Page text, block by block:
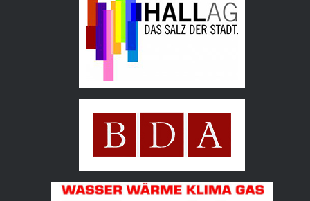
Bundesdenkmalamt